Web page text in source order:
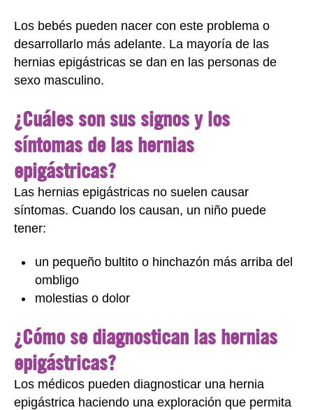
Los bebés pueden nacer con este problema o
desarrollarlo más adelante. La mayoría de las
hernias epigástricas se dan en las personas de
sexo masculino.
¿Cuáles son sus signos y los
síntomas de las hernias
epigástricas?
Las hernias epigástricas no suelen causar
síntomas. Cuando los causan, un niño puede
tener:
un pequeño bultito o hinchazón más arriba del
ombligo
molestias o dolor
¿Cómo se diagnostican las hernias
epigástricas?
Los médicos pueden diagnosticar una hernia
epigástrica haciendo una exploración que permita